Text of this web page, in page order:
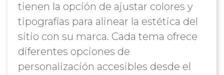
tienen la opción de ajustar colores y
tipografías para alinear la estética del
sitio con su marca. Cada tema ofrece
diferentes opciones de
personalización accesibles desde el